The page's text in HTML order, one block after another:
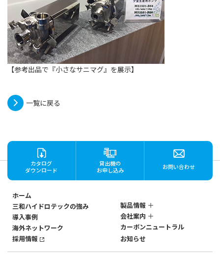
【参考出品で『小さなサニマグ』を展示】
一覧に戻る
カタログ
ダウンロード
貸出機の
お申し込み
お問い合わせ
ホーム
三和ハイドロテックの強み
製品情報
ステンレス製
マグネットポンプ
SANWAのマグネットポン
導入事例
会社案内
会社概要
社歴・沿革
海外ネットワーク
カーボンニュートラル
採用情報
お知らせ